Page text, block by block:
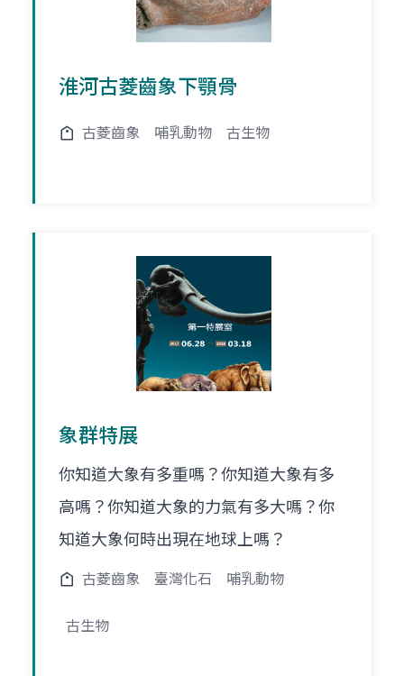
淮河古菱齒象下顎骨
古菱齒象 哺乳動物 古生物
象群特展
你知道大象有多重嗎？你知道大象有多
高嗎？你知道大象的力氣有多大嗎？你
知道大象何時出現在地球上嗎？
古菱齒象 臺灣化石 哺乳動物
古生物